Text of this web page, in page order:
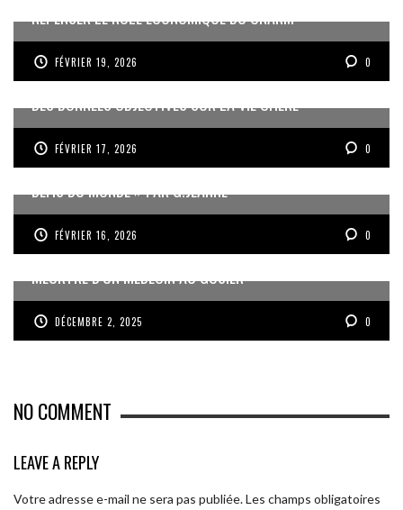
REPENSER LE RÔLE ÉCONOMIQUE DU CNARM
FÉVRIER 19, 2026 0
DES DONNÉES OBJECTIVES SUR LA VIE CHÈRE
FÉVRIER 17, 2026 0
« UN GOSIER FIER, FORT ET RESPONSABLE FACE AUX
DÉFIS DU MONDE » PAR G.JEANNE
FÉVRIER 16, 2026 0
MEURTRE D’UN MÉDECIN AU GOSIER
DÉCEMBRE 2, 2025 0
NO COMMENT
LEAVE A REPLY
Votre adresse e-mail ne sera pas publiée.Les champs obligatoires